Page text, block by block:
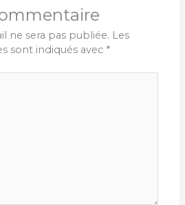
ne sera pas publiée. Les
sont indiqués avec *